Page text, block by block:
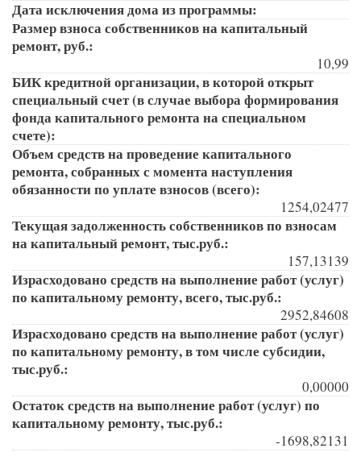
Дата исключения дома из программы:
Размер взноса собственников на капитальный
ремонт, руб.:
10,99
БИК кредитной организации, в которой открыт
специальный счет (в случае выбора формирования
фонда капитального ремонта на специальном
счете):
Объем средств на проведение капитального
ремонта, собранных с момента наступления
обязанности по уплате взносов (всего):
1254,02477
Текущая задолженность собственников по взносам
на капитальный ремонт, тыс.руб.:
157,13139
Израсходовано средств на выполнение работ (услуг)
по капитальному ремонту, всего, тыс.руб.:
2952,84608
Израсходовано средств на выполнение работ (услуг)
по капитальному ремонту, в том числе субсидии,
тыс.руб.:
0,00000
Остаток средств на выполнение работ (услуг) по
капитальному ремонту, тыс.руб.:
-1698,82131